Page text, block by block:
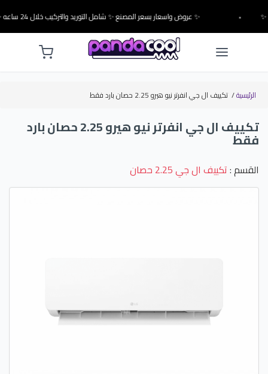
✨ عروض واسعار بسعر المصنع ✨ شامل التوريد والتركيب خلال 24 ساعه ✨ •
الرئيسية/ تكييف ال جي انفرتر نيو هيرو 2.25 حصان بارد فقط
تكييف ال جي انفرتر نيو هيرو 2.25 حصان بارد
فقط
القسم :تكييف ال جي 2.25 حصان